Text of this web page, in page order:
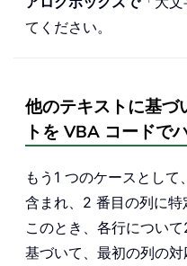
てください。
他のテキストに基づ
トを VBA コードで
もう1 つのケースとし
含まれ、2 番目の列に特
このとき、各行につい
基づいて、最初の列の